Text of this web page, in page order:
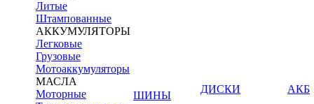
Литые
Штампованные
АККУМУЛЯТОРЫ
Легковые
Грузовые
Мотоаккумуляторы
МАСЛА
Моторные
ШИНЫ
ДИСКИ
АКБ